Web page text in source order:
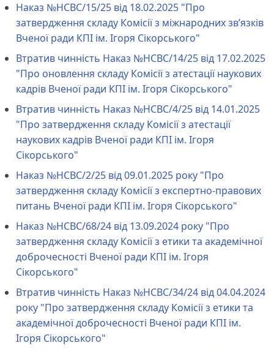
Наказ №НСВС/15/25 від 18.02.2025 "Про
затвердження складу Комісії з міжнародних зв’язків
Вченої ради КПІ ім. Ігоря Сікорського"
Втратив чинність Наказ №НСВС/14/25 від 17.02.2025
"Про оновлення складу Комісії з атестації наукових
кадрів Вченої ради КПІ ім. Ігоря Сікорського"
Втратив чинність Наказ №НСВС/4/25 від 14.01.2025
"Про затвердження складу Комісії з атестації
наукових кадрів Вченої ради КПІ ім. Ігоря
Сікорського"
Наказ №НСВС/2/25 від 09.01.2025 року "Про
затвердження складу Комісії з експертно-правових
питань Вченої ради КПІ ім. Ігоря Сікорського"
Наказ №НСВС/68/24 від 13.09.2024 року "Про
затвердження складу Комісії з етики та академічної
доброчесності Вченої ради КПІ ім. Ігоря
Сікорського"
Втратив чинність Наказ №НСВС/34/24 від 04.04.2024
року "Про затвердження складу Комісії з етики та
академічної доброчесності Вченої ради КПІ ім.
Ігоря Сікорського"